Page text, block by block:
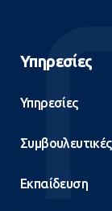
Υπηρεσίες
Υπηρεσίες
Εκπαίδευση